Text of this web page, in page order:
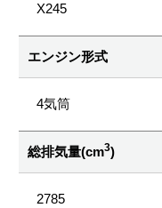
X245
エンジン形式
4気筒
総排気量(cm3)
2785